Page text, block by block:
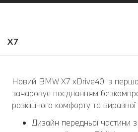
X7
Новий BMW X7 xDrive40i з
зачаровує поєднанням
розкішного комфорту та
Дизайн передньої частини